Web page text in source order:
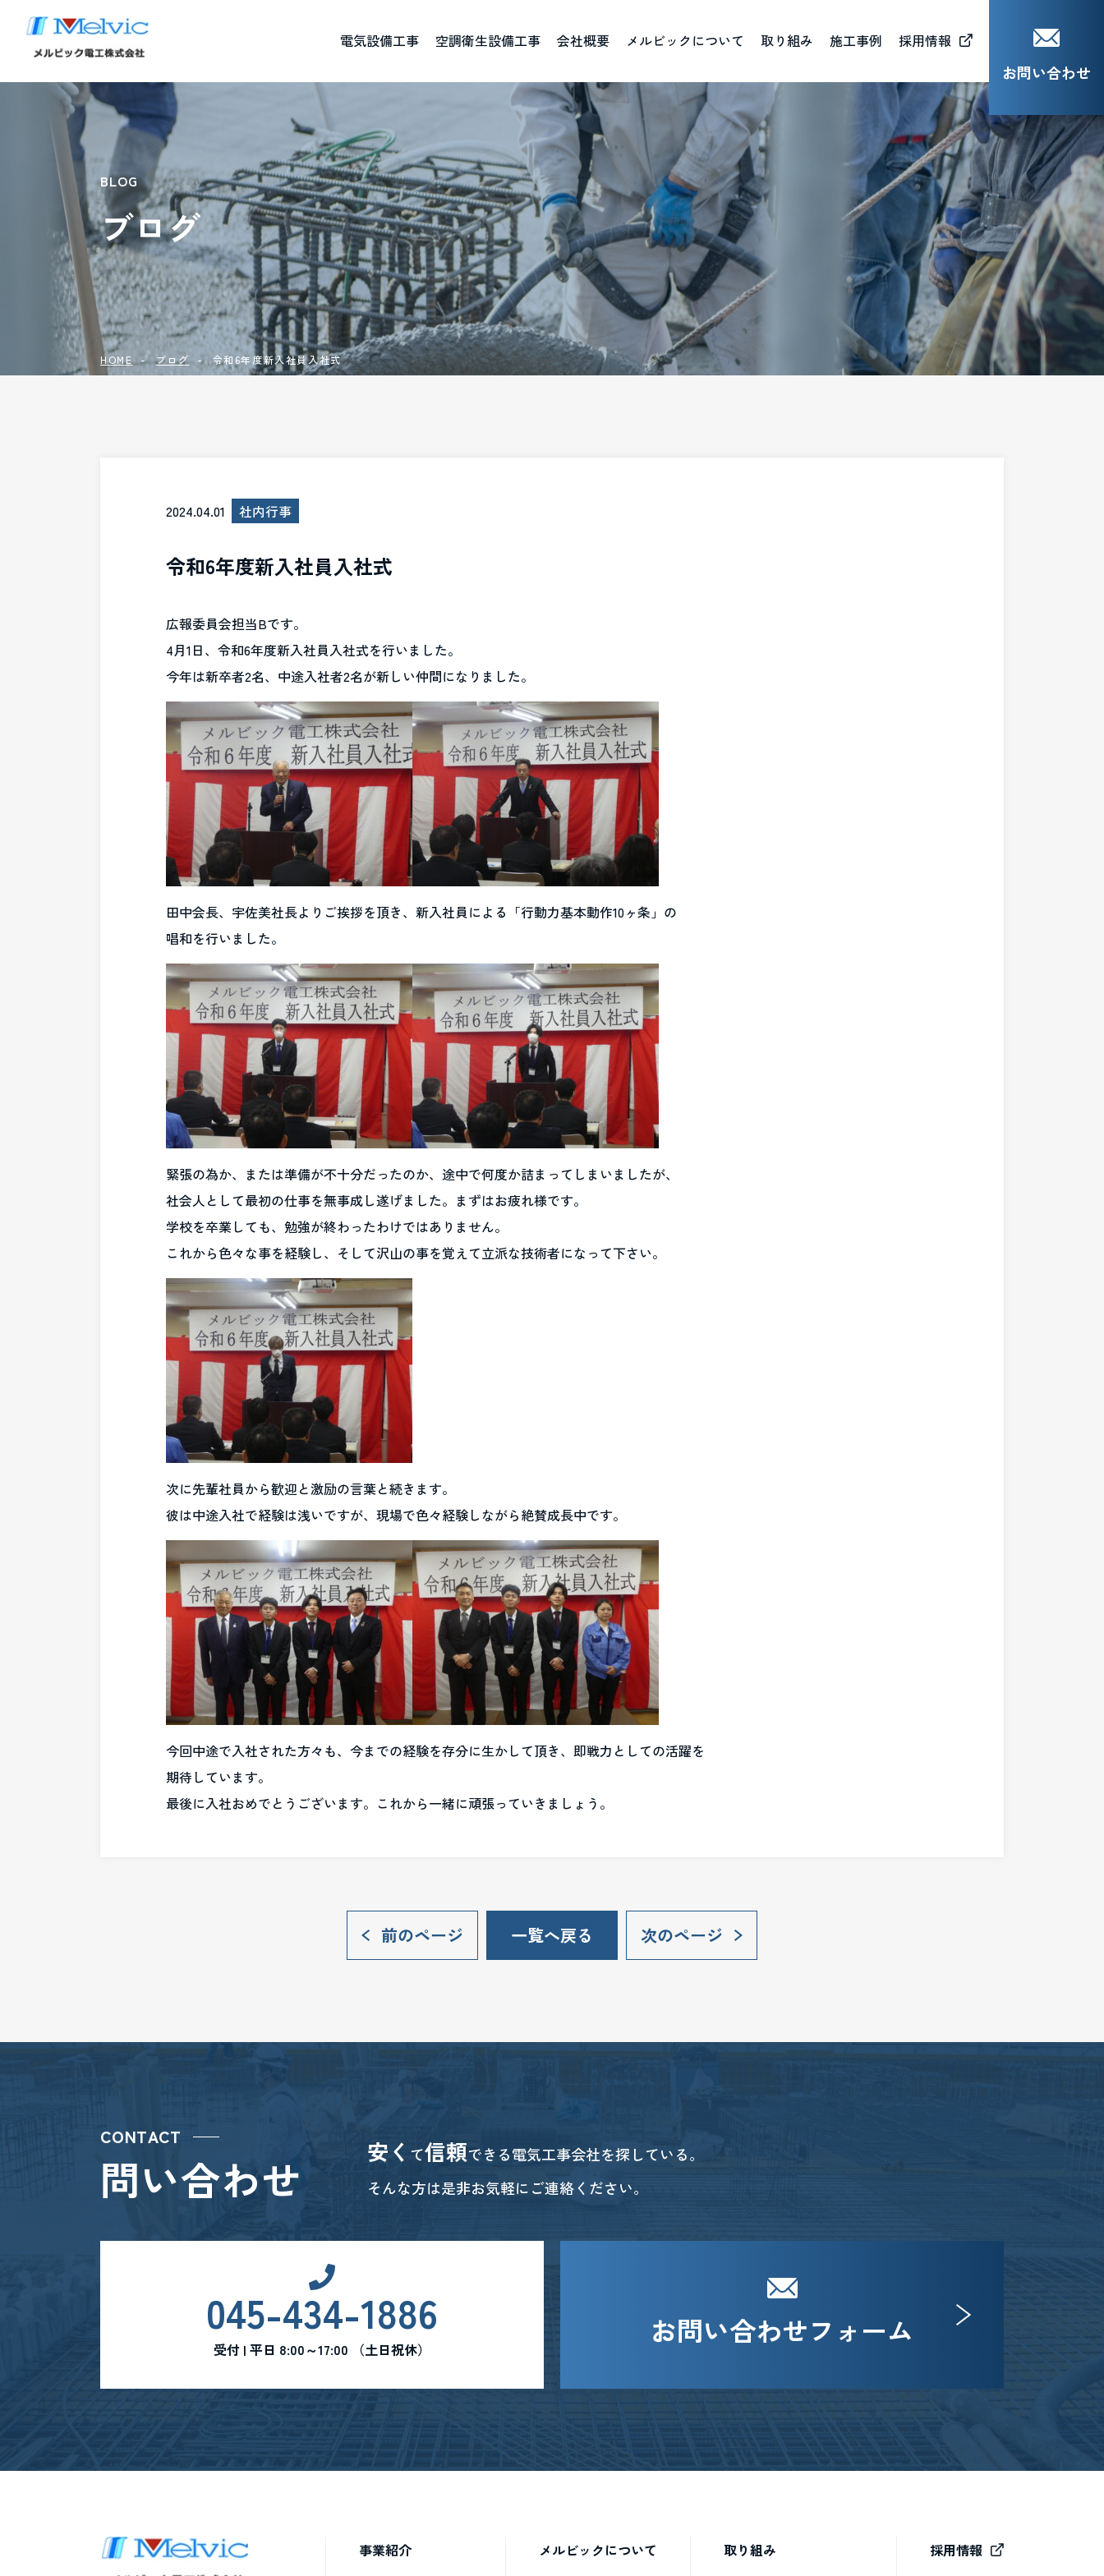
電気設備工事 空調衛生設備工事 会社概要
メルビックについて
取り組み
施工事例 採用情報
お問い合わせ
BLOG
ブログ
HOME ブログ 令和6年度新入社員入社式
2024.04.01 社内行事
令和6年度新入社員入社式
広報委員会担当Bです。
4月1日、令和6年度新入社員入社式を行いました。
今年は新卒者2名、中途入社者2名が新しい仲間になりました。
田中会長、宇佐美社長よりご挨拶を頂き、新入社員による「行動力基本動作10ヶ条」の
唱和を行いました。
緊張の為か、または準備が不十分だったのか、途中で何度か詰まってしまいましたが、
社会人として最初の仕事を無事成し遂げました。まずはお疲れ様です。
学校を卒業しても、勉強が終わったわけではありません。
これから色々な事を経験し、そして沢山の事を覚えて立派な技術者になって下さい。
次に先輩社員から歓迎と激励の言葉と続きます。
彼は中途入社で経験は浅いですが、現場で色々経験しながら絶賛成長中です。
今回中途で入社された方々も、今までの経験を存分に生かして頂き、即戦力としての活躍を
期待しています。
最後に入社おめでとうございます。これから一緒に頑張っていきましょう。
前のページ 一覧へ戻る 次のページ
CONTACT
問い合わせ 安く て信頼できる電気工事会社を探している。
そんな方は是非お気軽にご連絡ください。
045-434-1886
受付 | 平日 8:00～17:00 （土日祝休）
お問い合わせフォーム
事業紹介 メルビックについて 取り組み 採用情報